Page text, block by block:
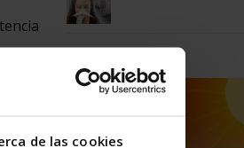
de las cookies